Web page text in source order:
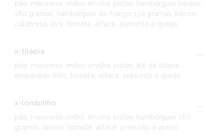
pão, maionese, milho, ervilha, picles, hambúrguer bovino
180 gramas, hambúrguer de frango 150 gramas, bacon,
calabresa, ovo, tomate, alface, presunto e queijo
x-tilápia
---
pão, maionese, milho, ervilha, picles, filé de tilápia
empanado frito, tomate, alface, presunto e queijo
x-lombinho
---
pão, maionese, milho, ervilha, picles, hambúrguer 180
gramas, lombo, tomate, alface, presunto e queijo